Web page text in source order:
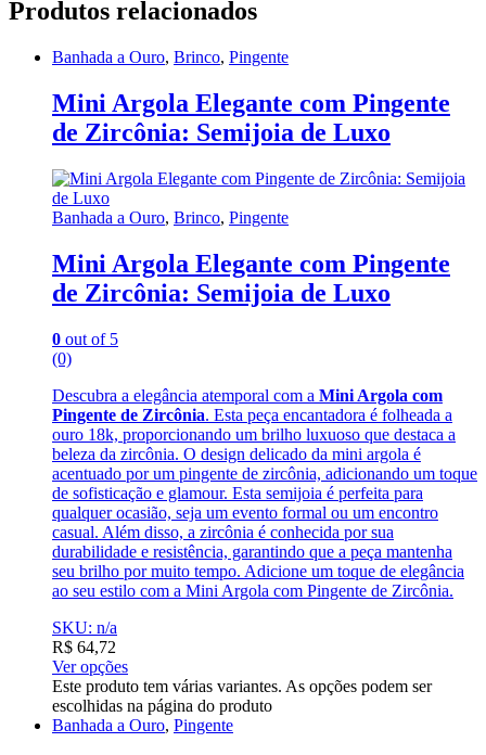
Produtos relacionados
Banhada a Ouro, Brinco, Pingente
Mini Argola Elegante com Pingente
de Zircônia: Semijoia de Luxo
Banhada a Ouro, Brinco, Pingente
Mini Argola Elegante com Pingente
de Zircônia: Semijoia de Luxo
0 out of 5
(0)
Descubra a elegância atemporal com a Mini Argola com
Pingente de Zircônia. Esta peça encantadora é folheada a
ouro 18k, proporcionando um brilho luxuoso que destaca a
beleza da zircônia. O design delicado da mini argola é
acentuado por um pingente de zircônia, adicionando um toque
de sofisticação e glamour. Esta semijoia é perfeita para
qualquer ocasião, seja um evento formal ou um encontro
casual. Além disso, a zircônia é conhecida por sua
durabilidade e resistência, garantindo que a peça mantenha
seu brilho por muito tempo. Adicione um toque de elegância
ao seu estilo com a Mini Argola com Pingente de Zircônia.
SKU: n/a
R$ 64,72
Ver opções
Este produto tem várias variantes. As opções podem ser
escolhidas na página do produto
Banhada a Ouro, Pingente